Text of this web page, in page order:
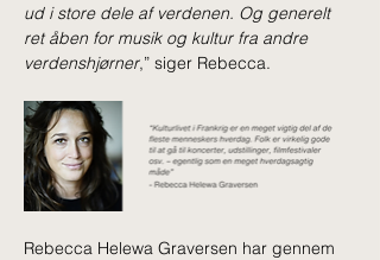
ud i store dele af verdenen. Og generelt
ret åben for musik og kultur fra andre
verdenshjørner,” siger Rebecca.
Rebecca Helewa Graversen har gennem